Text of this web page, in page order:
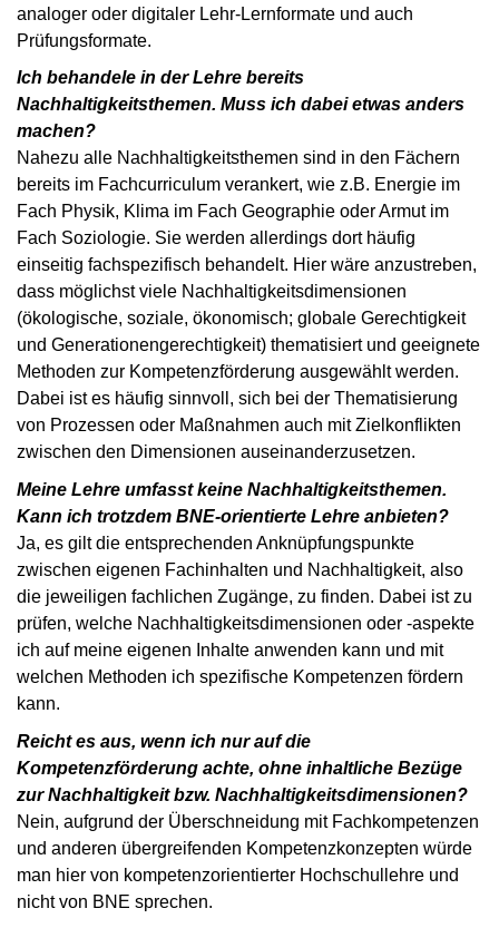
analoger oder digitaler Lehr-Lernformate und auch
Prüfungsformate.
Ich behandele in der Lehre bereits
Nachhaltigkeitsthemen. Muss ich dabei etwas anders
machen?
Nahezu alle Nachhaltigkeitsthemen sind in den Fächern
bereits im Fachcurriculum verankert, wie z.B. Energie im
Fach Physik, Klima im Fach Geographie oder Armut im
Fach Soziologie. Sie werden allerdings dort häufig
einseitig fachspezifisch behandelt. Hier wäre anzustreben,
dass möglichst viele Nachhaltigkeitsdimensionen
(ökologische, soziale, ökonomisch; globale Gerechtigkeit
und Generationengerechtigkeit) thematisiert und geeignete
Methoden zur Kompetenzförderung ausgewählt werden.
Dabei ist es häufig sinnvoll, sich bei der Thematisierung
von Prozessen oder Maßnahmen auch mit Zielkonflikten
zwischen den Dimensionen auseinanderzusetzen.
Meine Lehre umfasst keine Nachhaltigkeitsthemen.
Kann ich trotzdem BNE-orientierte Lehre anbieten?
Ja, es gilt die entsprechenden Anknüpfungspunkte
zwischen eigenen Fachinhalten und Nachhaltigkeit, also
die jeweiligen fachlichen Zugänge, zu finden. Dabei ist zu
prüfen, welche Nachhaltigkeitsdimensionen oder -aspekte
ich auf meine eigenen Inhalte anwenden kann und mit
welchen Methoden ich spezifische Kompetenzen fördern
kann.
Reicht es aus, wenn ich nur auf die
Kompetenzförderung achte, ohne inhaltliche Bezüge
zur Nachhaltigkeit bzw. Nachhaltigkeitsdimensionen?
Nein, aufgrund der Überschneidung mit Fachkompetenzen
und anderen übergreifenden Kompetenzkonzepten würde
man hier von kompetenzorientierter Hochschullehre und
nicht von BNE sprechen.